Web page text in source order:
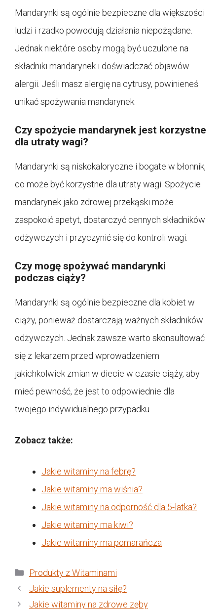
Mandarynki są ogólnie bezpieczne dla większości
ludzi i rzadko powodują działania niepożądane.
Jednak niektóre osoby mogą być uczulone na
składniki mandarynek i doświadczać objawów
alergii. Jeśli masz alergię na cytrusy, powinieneś
unikać spożywania mandarynek.
Czy spożycie mandarynek jest korzystne
dla utraty wagi?
Mandarynki są niskokaloryczne i bogate w błonnik,
co może być korzystne dla utraty wagi. Spożycie
mandarynek jako zdrowej przekąski może
zaspokoić apetyt, dostarczyć cennych składników
odżywczych i przyczynić się do kontroli wagi.
Czy mogę spożywać mandarynki
podczas ciąży?
Mandarynki są ogólnie bezpieczne dla kobiet w
ciąży, ponieważ dostarczają ważnych składników
odżywczych. Jednak zawsze warto skonsultować
się z lekarzem przed wprowadzeniem
jakichkolwiek zmian w diecie w czasie ciąży, aby
mieć pewność, że jest to odpowiednie dla
twojego indywidualnego przypadku.
Zobacz także:
Jakie witaminy na febrę?
Jakie witaminy ma wiśnia?
Jakie witaminy na odporność dla 5-latka?
Jakie witaminy ma kiwi?
Jakie witaminy ma pomarańcza
Kategorie
Produkty z Witaminami
Jakie suplementy na siłę?
Jakie witaminy na zdrowe zęby